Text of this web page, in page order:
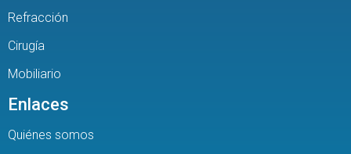
Refracción
Cirugía
Mobiliario
Enlaces
Quiénes somos